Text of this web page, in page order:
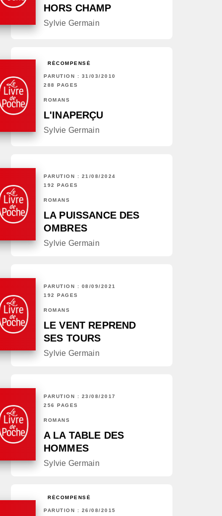
HORS CHAMP
Sylvie Germain
RÉCOMPENSÉ
PARUTION : 31/03/2010
288 PAGES
ROMANS
L'INAPERÇU
Sylvie Germain
PARUTION : 21/08/2024
192 PAGES
ROMANS
LA PUISSANCE DES
OMBRES
Sylvie Germain
PARUTION : 08/09/2021
192 PAGES
ROMANS
LE VENT REPREND
SES TOURS
Sylvie Germain
PARUTION : 23/08/2017
256 PAGES
ROMANS
A LA TABLE DES
HOMMES
Sylvie Germain
RÉCOMPENSÉ
PARUTION : 26/08/2015